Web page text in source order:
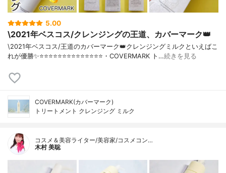
5.00
\2021年ベスコス/クレンジングの王道、カバーマーク👑
\2021年ベスコス/王道のカバーマーク👑クレンジングミルクといえばこ
れが優勝✨⭐️⭐️⭐️⭐️⭐️⭐️⭐️⭐️⭐️⭐️⭐️⭐️⭐️⭐️・COVERMARK ト…続きを見る
COVERMARK(カバーマーク)
トリートメント クレンジング ミルク
コスメ＆美容ライター/美容家/コスメコン…
木村 美聡